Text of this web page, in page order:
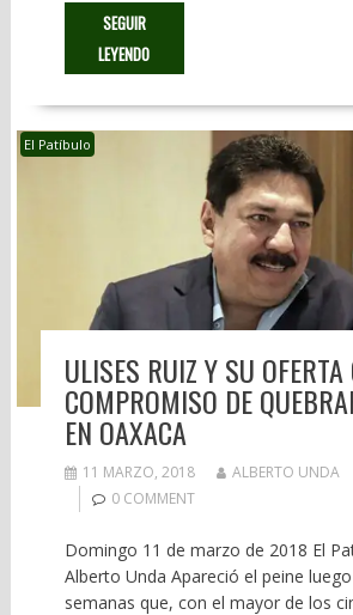
SEGUIR
LEYENDO
El Patíbulo
ULISES RUIZ Y SU OFERTA
COMPROMISO DE
EN OAXACA
11 MARZO, 2018 ALBERTO UNDA
0 COMMENT
Domingo 11 de marzo de 2018 El
Alberto Unda Apareció el peine
semanas que, con el mayor de los